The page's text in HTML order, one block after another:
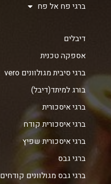
ברגי פח אל פח
דיבלים
אספקה טכנית
ברגי סיבית מגולוונים vero
בורג למיתד(דיבל)
ברגי איסכורית
ברגי איסכורית קודח
ברגי איסכורית שפיץ
ברגי גבס
ברגי גבס מגולוונים קודחים